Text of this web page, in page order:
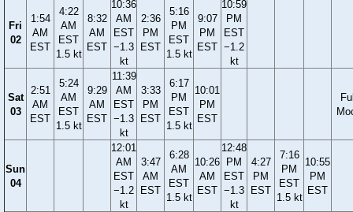
Fri
02
1:54
AM
EST
4:22
AM
EST
1.5 kt
8:32
AM
EST
10:36
AM
EST
−1.3
kt
2:36
PM
EST
5:16
PM
EST
1.5 kt
9:07
PM
EST
10:59
PM
EST
−1.2
kt
Sat
03
2:51
AM
EST
5:24
AM
EST
1.5 kt
9:29
AM
EST
11:39
AM
EST
−1.3
kt
3:33
PM
EST
6:17
PM
EST
1.5 kt
10:01
PM
EST
Sun
04
12:01
AM
EST
−1.2
kt
3:47
AM
EST
6:28
AM
EST
1.5 kt
10:26
AM
EST
12:48
PM
EST
−1.3
kt
4:27
PM
EST
7:16
PM
EST
1.5 kt
10:55
PM
EST